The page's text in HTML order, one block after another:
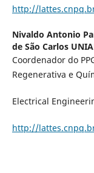
http://
Nivaldo Antonio
de São Carlos
Coordenador do
Regenerativa e
Electrical
http://